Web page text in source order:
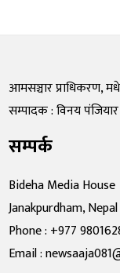
आमसञ्चार प्राधिकरण,
सम्पादक : विनय पंजियार
सम्पर्क
Bideha Media House
Janakpurdham, Nepal
Phone : +977
Email :